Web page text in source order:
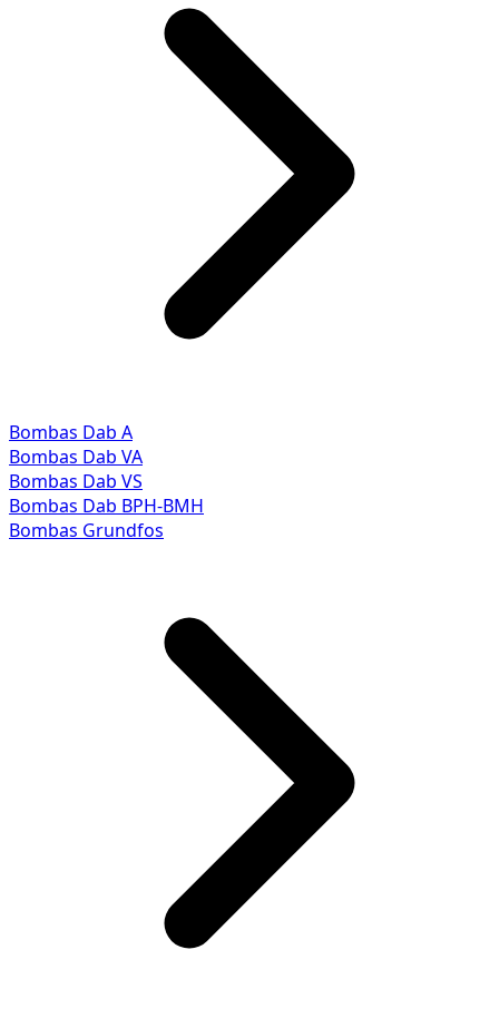
Bombas Dab A
Bombas Dab VA
Bombas Dab VS
Bombas Dab BPH-BMH
Bombas Grundfos